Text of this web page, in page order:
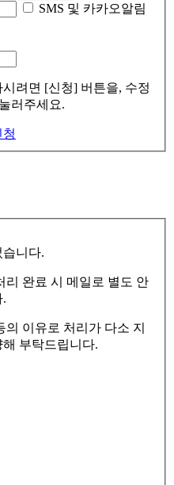
SMS 및 카카오알림
려면 [신청] 버튼을, 수정
러주세요.
청
니다.
리 완료 시 메일로 별도 안
.
이유로 처리가 다소 지
부탁드립니다.